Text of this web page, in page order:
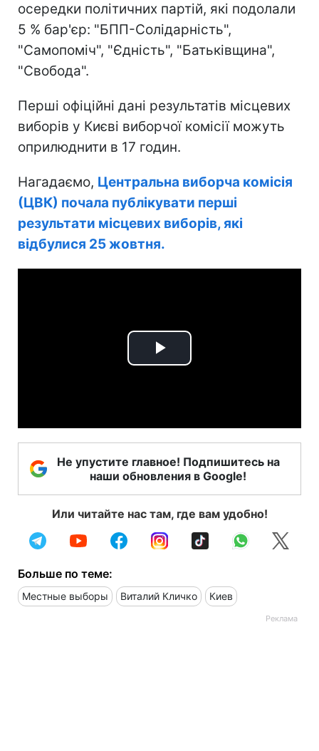
осередки політичних партій, які подолали
5 % бар'єр: "БПП-Солідарність",
"Самопоміч", "Єдність", "Батьківщина",
"Свобода".
Перші офіційні дані результатів місцевих
виборів у Києві виборчої комісії можуть
оприлюднити в 17 годин.
Нагадаємо, Центральна виборча комісія
(ЦВК) почала публікувати перші
результати місцевих виборів, які
відбулися 25 жовтня.
Play
Не упустите главное! Подпишитесь на
наши обновления в Google!
Или читайте нас там, где вам удобно!
Больше по теме:
Местные выборы Виталий Кличко Киев